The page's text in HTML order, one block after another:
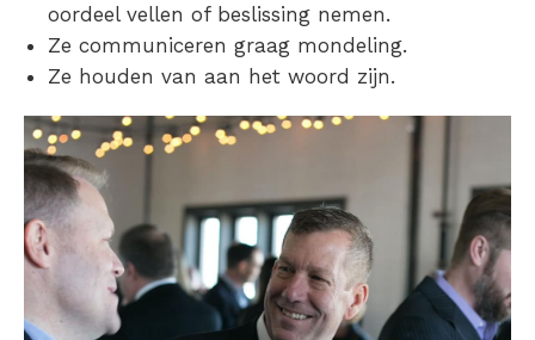
oordeel vellen of beslissing nemen.
Ze communiceren graag mondeling.
Ze houden van aan het woord zijn.